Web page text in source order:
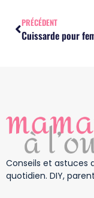
PRÉCÉDENT
Conseils et astuces
quotidien. DIY,